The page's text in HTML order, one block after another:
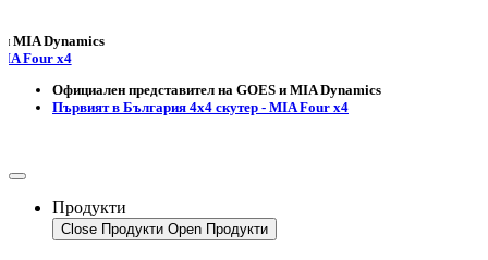
x4
Официален представител на GOES и MIA Dynamics
Първият в България 4х4 скутер - MIA Four x4
Продукти
Close Продукти Open Продукти